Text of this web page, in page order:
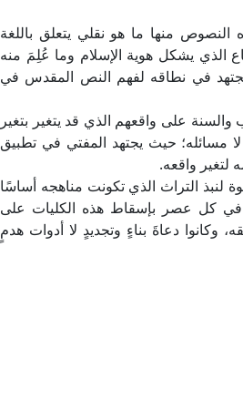
منها ما هو نقلي يتعلق باللغة
الذي يشكل هوية الإسلام وما عُلِمَ منه
في نطاقه لفهم النص المقدس في
على واقعهم الذي قد يتغير بتغير
مسائله؛ حيث يجتهد المفتي في تطبيق
لتغير واقعه.
لنبذ التراث الذي تكونت مناهجه أساسًا
في كل عصر بإسقاط هذه الكليات على
وكانوا دعاةَ بناءٍ وتجديدٍ لا أدوات هدمٍ